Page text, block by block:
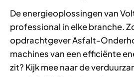
De energieoplossingen van
professional in elke branche.
opdrachtgever Asfalt-
machines van een efficiënte
zit? Kijk mee naar de